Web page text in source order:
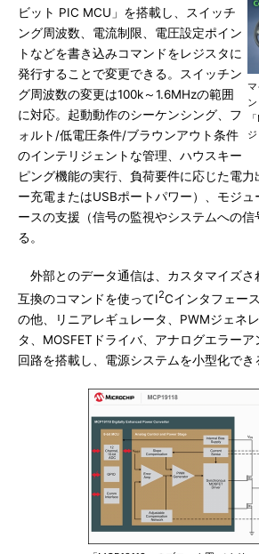
マ
ビット PIC MCU」を搭載し、スイッチ
ング周波数、電流制限、電圧設定ポイン
トなどを書き込みコマンドをレジスタに
発行することで変更できる。スイッチン
グ周波数の変更は100k～1.6MHzの範囲
に対応。起動動作のシーケンシング、フ
ォルト/低電圧条件/ブラウンアウト条件
のインテリジェントな管理、ハウスキー
ピング機能の実行、負荷要件に応じた電力
ー充電またはUSBポートパワー）、モジュ
ースの支援（信号の監視やシステムへの信
る。
外部とのデータ通信は、カスタマイズさ
互換のコマンドを使ってI2Cインタフェー
の他、リニアレギュレータ、PWMジェネ
タ、MOSFETドライバ、アナログエラー
回路を搭載し、電源システムを小型化でき